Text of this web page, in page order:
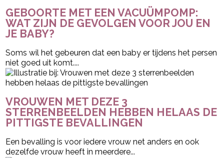
GEBOORTE MET EEN VACUÜMPOMP:
WAT ZIJN DE GEVOLGEN VOOR JOU EN
JE BABY?
Soms wil het gebeuren dat een baby er tijdens het persen
niet goed uit komt....
VROUWEN MET DEZE 3
STERRENBEELDEN HEBBEN HELAAS DE
PITTIGSTE BEVALLINGEN
Een bevalling is voor iedere vrouw net anders en ook
dezelfde vrouw heeft in meerdere...